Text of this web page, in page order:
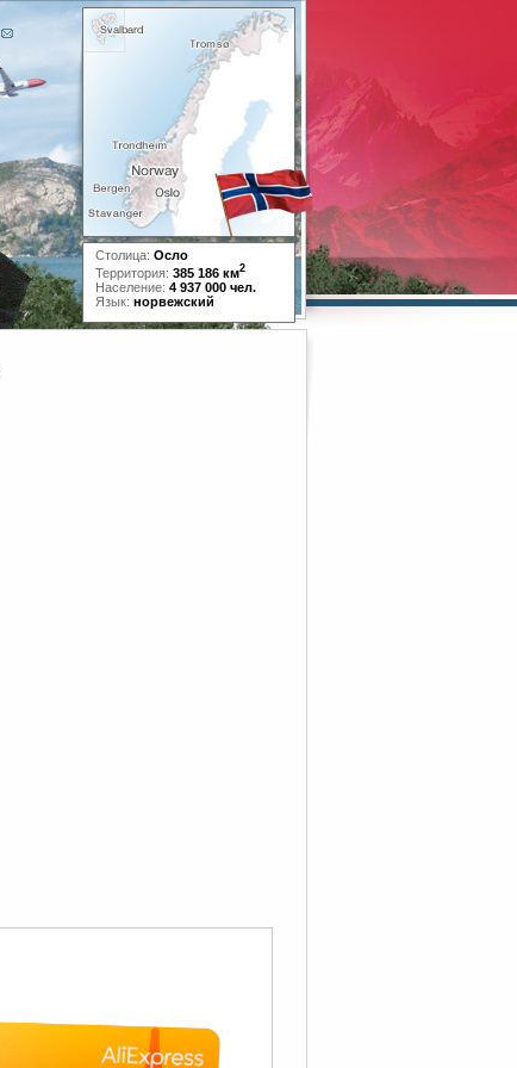
Столица: Осло
Территория: 385 186 км2
Население: 4 937 000 чел.
Язык: норвежский